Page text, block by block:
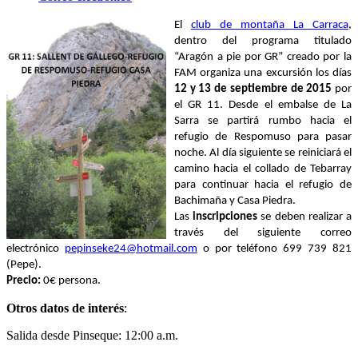
El club de montaña La Carraca,
dentro del programa titulado
“Aragón a pie por GR” creado por la
FAM organiza una excursión los días
12 y 13 de septiembre de 2015 por
el GR 11. Desde el embalse de La
Sarra se partirá rumbo hacia el
refugio de Respomuso para pasar
noche. Al día siguiente se reiniciará el
camino hacia el collado de Tebarray
para continuar hacia el refugio de
Bachimaña y Casa Piedra.
Las inscripcionesse deben realizar a
través del siguiente correo
electrónico pepinseke24@hotmail.com o por teléfono 699 739 821
(Pepe).
Precio: 0€ persona.
Otros datos de interés:
Salida desde Pinseque: 12:00 a.m.